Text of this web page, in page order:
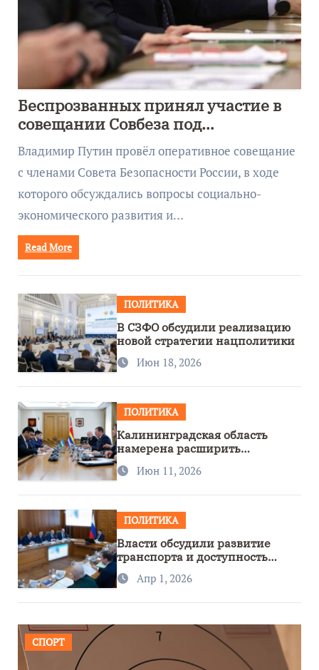
Беспрозванных принял участие в
совещании Совбеза под
руководством Путина
Владимир Путин провёл оперативное совещание
с членами Совета Безопасности России, в ходе
которого обсуждались вопросы социально-
экономического развития и…
Read More
ПОЛИТИКА
В СЗФО обсудили реализацию
новой стратегии нацполитики
Июн 18, 2026
ПОЛИТИКА
Калининградская область
намерена расширить
сотрудничество с Узбекистаном
Июн 11, 2026
ПОЛИТИКА
Власти обсудили развитие
транспорта и доступность
региона
Апр 1, 2026
СПОРТ